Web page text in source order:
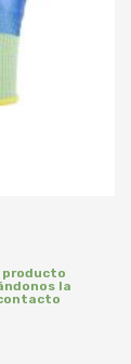
la